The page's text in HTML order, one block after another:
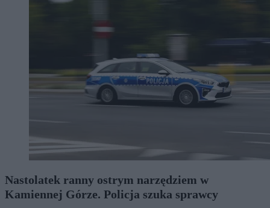
Nastolatek ranny ostrym narzędziem w
Kamiennej Górze. Policja szuka sprawcy